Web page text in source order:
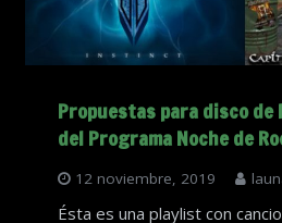
Propuestas para disco de
del Programa Noche de
12 noviembre, 2019
Ésta es una playlist con